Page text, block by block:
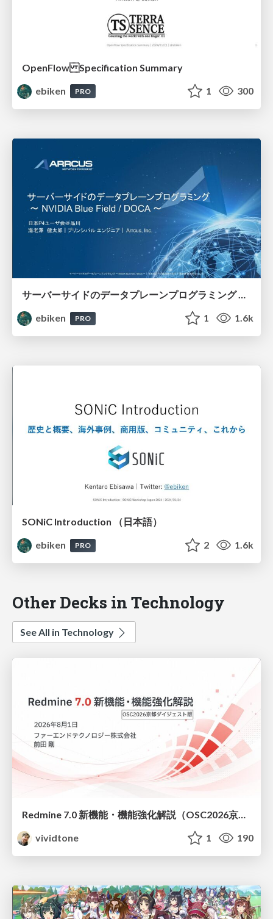
OpenFlow Specification Summary
ebiken
PRO 1 300
サーバーサイドのデータプレーンプログラミング 〜 NVIDIA Blue Field / DOCA 〜
ebiken
PRO 1 1.6k
SONiC Introduction （日本語）
ebiken
PRO 2 1.6k
Other Decks in Technology
See All in Technology
vividtone
1 190